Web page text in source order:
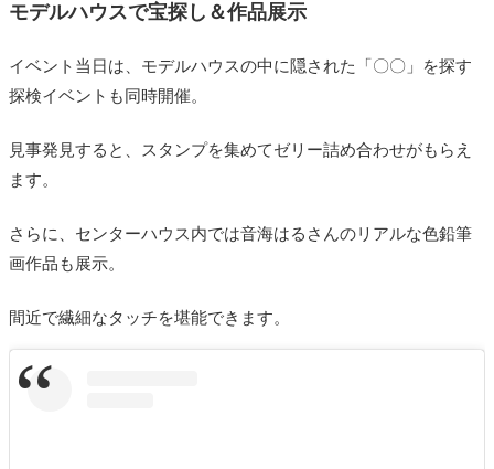
モデルハウスで宝探し＆作品展示
イベント当日は、モデルハウスの中に隠された「〇〇」を探す
探検イベントも同時開催。
見事発見すると、スタンプを集めてゼリー詰め合わせがもらえ
ます。
さらに、センターハウス内では音海はるさんのリアルな色鉛筆
画作品も展示。
間近で繊細なタッチを堪能できます。